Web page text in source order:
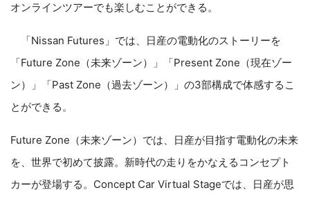
オンラインツアーでも楽しむことができる。
「Nissan Futures」では、日産の電動化のストーリーを
「Future Zone（未来ゾーン）」「Present Zone（現在ゾー
ン）」「Past Zone（過去ゾーン）」の3部構成で体感するこ
とができる。
Future Zone（未来ゾーン）では、日産が目指す電動化の未来
を、世界で初めて披露。新時代の走りをかなえるコンセプト
カーが登場する。Concept Car Virtual Stageでは、日産が思